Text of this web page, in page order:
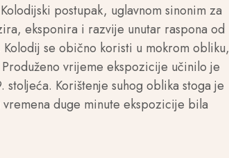
postupak, uglavnom sinonim za
eksponira i razvije unutar raspona od
se obično koristi u mokrom obliku,
vrijeme ekspozicije učinilo je
Korištenje suhog oblika stoga je
duge minute ekspozicije bila